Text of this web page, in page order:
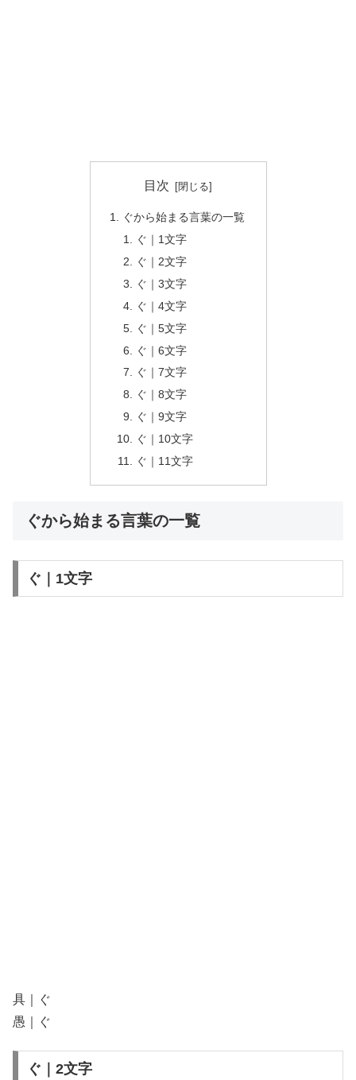
目次
ぐから始まる言葉の一覧
ぐ｜1文字
ぐ｜2文字
ぐ｜3文字
ぐ｜4文字
ぐ｜5文字
ぐ｜6文字
ぐ｜7文字
ぐ｜8文字
ぐ｜9文字
ぐ｜10文字
ぐ｜11文字
ぐから始まる言葉の一覧
ぐ｜1文字
具｜ぐ
愚｜ぐ
ぐ｜2文字